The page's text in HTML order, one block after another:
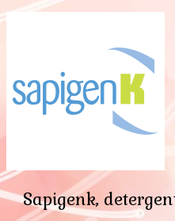
Sapigenk,